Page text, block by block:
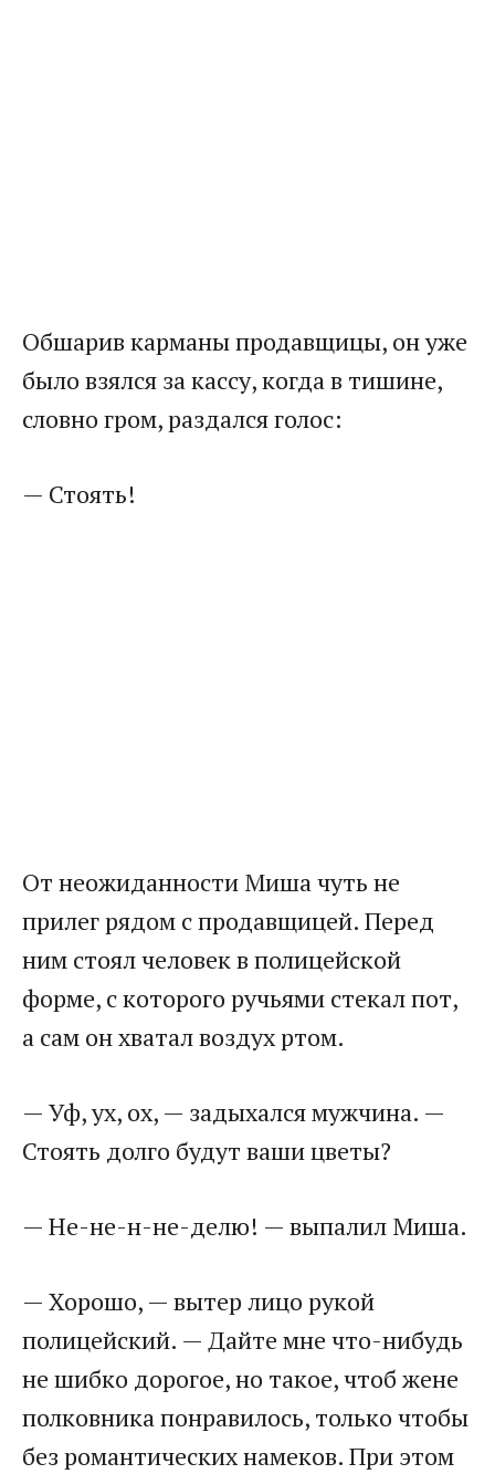
Обшарив карманы продавщицы, он уже
было взялся за кассу, когда в тишине,
словно гром, раздался голос:
— Стоять!
От неожиданности Миша чуть не
прилег рядом с продавщицей. Перед
ним стоял человек в полицейской
форме, с которого ручьями стекал пот,
а сам он хватал воздух ртом.
— Уф, ух, ох, — задыхался мужчина. —
Стоять долго будут ваши цветы?
— Не-не-н-не-делю! — выпалил Миша.
— Хорошо, — вытер лицо рукой
полицейский. — Дайте мне что-нибудь
не шибко дорогое, но такое, чтоб жене
полковника понравилось, только чтобы
без романтических намеков. При этом